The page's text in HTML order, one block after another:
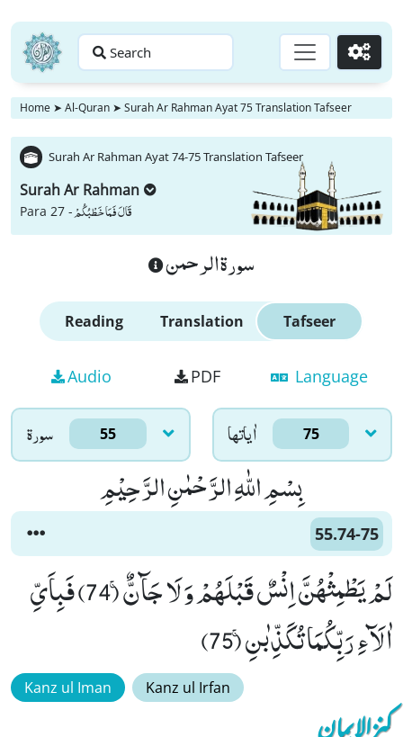
Search Go
Home ➤ Al-Quran ➤ Surah Ar Rahman Ayat 75 Translation Tafseer
Surah Ar Rahman Ayat 74-75 Translation Tafseer
Surah Ar Rahman
Para 27 -قَالَ فَمَا خَطْبُكُمْ
سورة الرحمن
Reading Translation Tafseer
Audio PDF Language
سورۃ 55 اٰياتها 75
بِسْمِ اللّٰهِ الرَّحْمٰنِ الرَّحِیْمِ
55.74-75
لَمْ یَطْمِثْهُنَّ اِنْسٌ قَبْلَهُمْ وَ لَا جَآنٌّۚ (74) فَبِاَیِّ
اٰلَآءِ رَبِّكُمَا تُكَذِّبٰنِۚ (75)
Kanz ul Iman Kanz ul Irfan